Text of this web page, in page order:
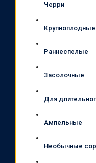
Черри
Крупноплодные
Раннеспелые
Засолочные
Для
Ампельные
Необычные